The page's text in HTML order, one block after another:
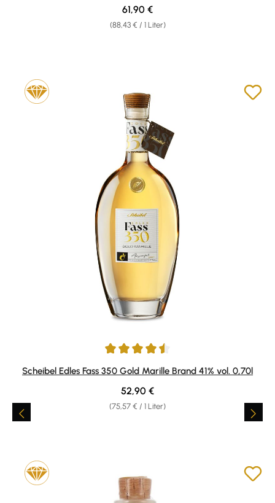
(88,43 € / 1 Liter)
Regulärer Preis:
61,90 €
Durchschnittliche Bewertung von 4.4 von 5 Sternen
Scheibel Edles Fass 350 Gold Marille Brand 41% vol. 0,70l
(75,57 € / 1 Liter)
Regulärer Preis:
52,90 €